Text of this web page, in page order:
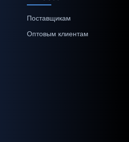
Поставщикам
Оптовым клиентам